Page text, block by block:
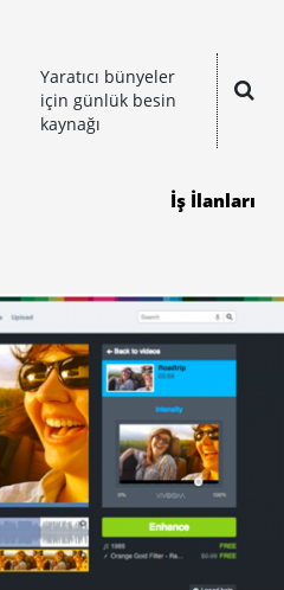
Yaratıcı bünyeler
için günlük besin
kaynağı
İş İlanları